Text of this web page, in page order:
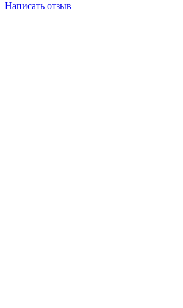
Написать отзыв